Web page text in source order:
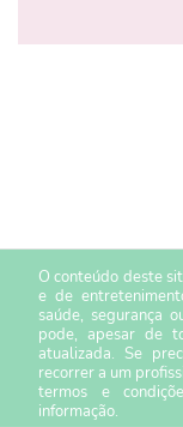
O conteúdo deste
e de
saúde, segurança
pode, apesar de
atualizada. Se
recorrer a um
termos e
informação.